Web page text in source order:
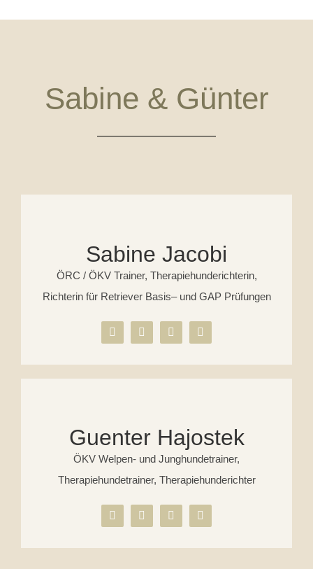
Sabine & Günter
Sabine Jacobi
ÖRC / ÖKV Trainer, Therapiehunderichterin,
Richterin für Retriever Basis– und GAP Prüfungen
Guenter Hajostek
ÖKV Welpen- und Junghundetrainer,
Therapiehundetrainer, Therapiehunderichter